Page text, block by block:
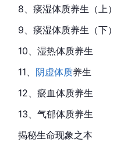
8、痰湿体质养生（上）
9、痰湿体质养生（下）
10、湿热体质养生
11、 阴虚体质养生
12、 瘀血体质养生
13、气郁体质养生
揭秘生命现象之本